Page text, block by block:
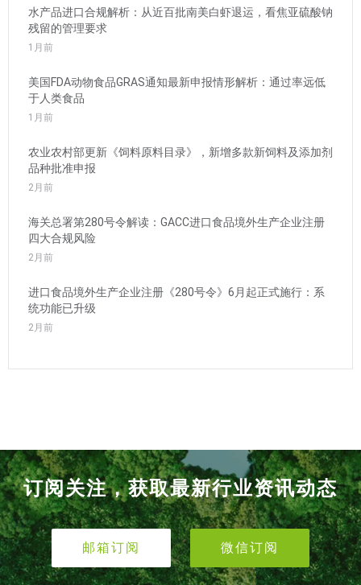
水产品进口合规解析：从近百批南美白虾退运，看焦亚硫酸钠
残留的管理要求
1月前
美国FDA动物食品GRAS通知最新申报情形解析：通过率远低
于人类食品
1月前
农业农村部更新《饲料原料目录》，新增多款新饲料及添加剂
品种批准申报
2月前
海关总署第280号令解读：GACC进口食品境外生产企业注册
四大合规风险
2月前
进口食品境外生产企业注册《280号令》6月起正式施行：系
统功能已升级
2月前
订阅关注，获取最新行业资讯动态
邮箱订阅 微信订阅